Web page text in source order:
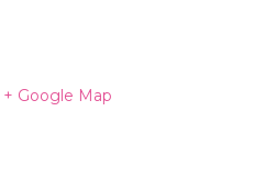
+ Google Map